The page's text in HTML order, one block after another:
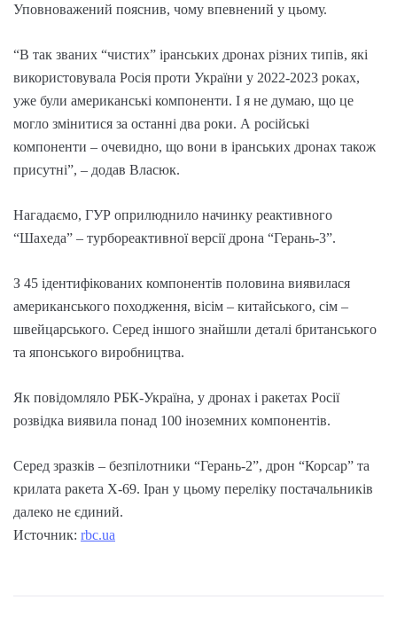
Уповноважений пояснив, чому впевнений у цьому.
“В так званих “чистих” іранських дронах різних типів, які
використовувала Росія проти України у 2022-2023 роках,
уже були американські компоненти. І я не думаю, що це
могло змінитися за останні два роки. А російські
компоненти – очевидно, що вони в іранських дронах також
присутні”, – додав Власюк.
Нагадаємо, ГУР оприлюднило начинку реактивного
“Шахеда” – турбореактивної версії дрона “Герань-3”.
З 45 ідентифікованих компонентів половина виявилася
американського походження, вісім – китайського, сім –
швейцарського. Серед іншого знайшли деталі британського
та японського виробництва.
Як повідомляло РБК-Україна, у дронах і ракетах Росії
розвідка виявила понад 100 іноземних компонентів.
Серед зразків – безпілотники “Герань-2”, дрон “Корсар” та
крилата ракета Х-69. Іран у цьому переліку постачальників
далеко не єдиний.
Источник: rbc.ua